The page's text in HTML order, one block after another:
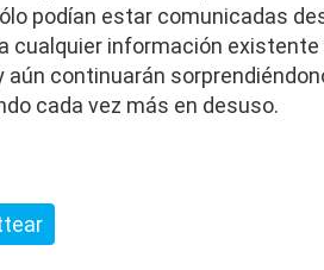
podían estar comunicadas
cualquier información
continuarán
cada vez más en desuso.